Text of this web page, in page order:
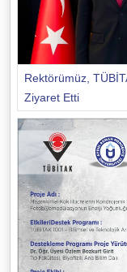
Rektörümüz,
Ziyaret Etti